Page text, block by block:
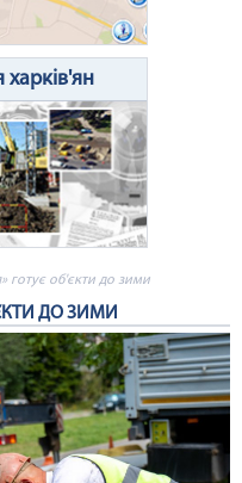
готує об'єкти до зими
ДО ЗИМИ